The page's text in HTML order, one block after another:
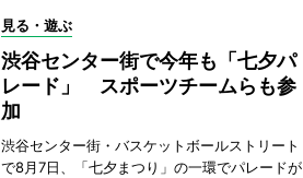
見る・遊ぶ
渋谷センター街で今年も「七夕パ
レード」 スポーツチームらも参
加
渋谷センター街・バスケットボールストリート
で8月7日、「七夕まつり」の一環でパレードが